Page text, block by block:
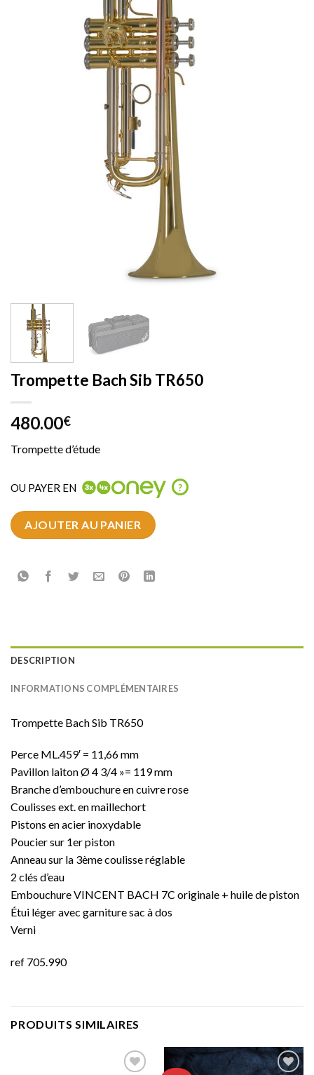
Trompette Bach Sib TR650
480.00€
Trompette d’étude
OU PAYER EN ?
AJOUTER AU PANIER
DESCRIPTION
INFORMATIONS COMPLÉMENTAIRES
Trompette Bach Sib TR650
Perce ML.459′ = 11,66 mm
Pavillon laiton Ø 4 3/4 »= 119 mm
Branche d’embouchure en cuivre rose
Coulisses ext. en maillechort
Pistons en acier inoxydable
Poucier sur 1er piston
Anneau sur la 3ème coulisse réglable
2 clés d’eau
Embouchure VINCENT BACH 7C originale + huile de piston
Étui léger avec garniture sac à dos
Verni
ref 705.990
PRODUITS SIMILAIRES